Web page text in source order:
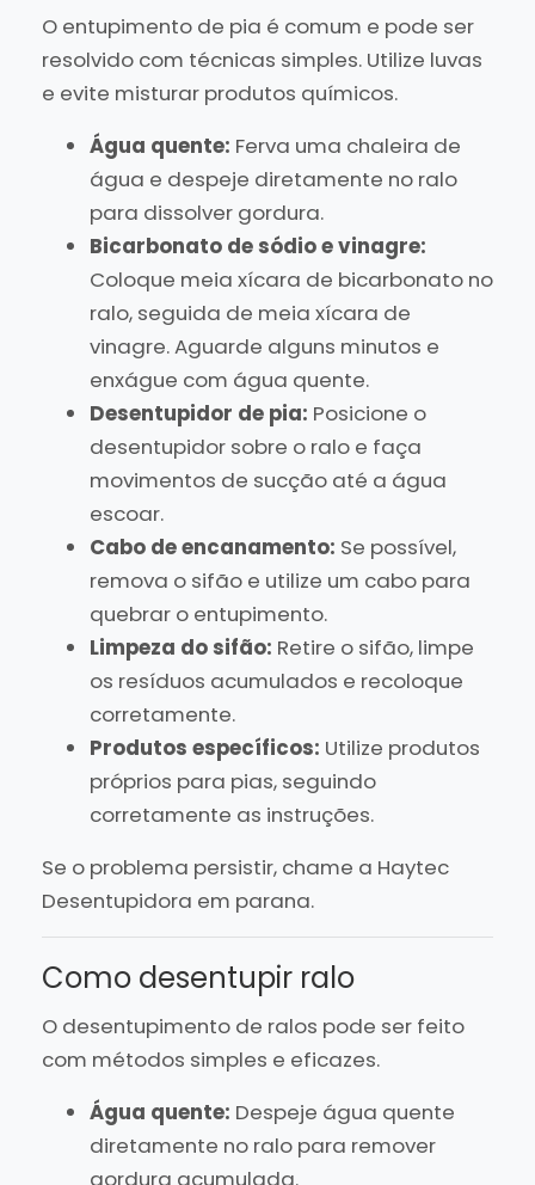
O entupimento de pia é comum e pode ser
resolvido com técnicas simples. Utilize luvas
e evite misturar produtos químicos.
Água quente: Ferva uma chaleira de
água e despeje diretamente no ralo
para dissolver gordura.
Bicarbonato de sódio e vinagre:
Coloque meia xícara de bicarbonato no
ralo, seguida de meia xícara de
vinagre. Aguarde alguns minutos e
enxágue com água quente.
Desentupidor de pia: Posicione o
desentupidor sobre o ralo e faça
movimentos de sucção até a água
escoar.
Cabo de encanamento: Se possível,
remova o sifão e utilize um cabo para
quebrar o entupimento.
Limpeza do sifão: Retire o sifão, limpe
os resíduos acumulados e recoloque
corretamente.
Produtos específicos: Utilize produtos
próprios para pias, seguindo
corretamente as instruções.
Se o problema persistir, chame a Haytec
Desentupidora em parana.
Como desentupir ralo
O desentupimento de ralos pode ser feito
com métodos simples e eficazes.
Água quente: Despeje água quente
diretamente no ralo para remover